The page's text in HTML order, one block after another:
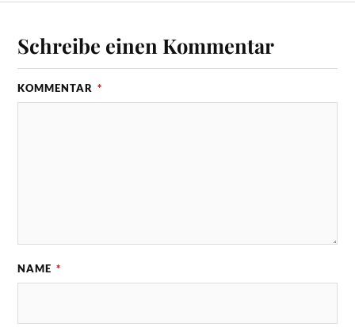
Schreibe einen Kommentar
KOMMENTAR *
NAME *